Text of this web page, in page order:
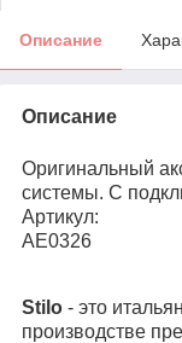
Описание
Описание
Оригинальный
системы. С
Артикул:
AE0326
Stilo - это
производстве